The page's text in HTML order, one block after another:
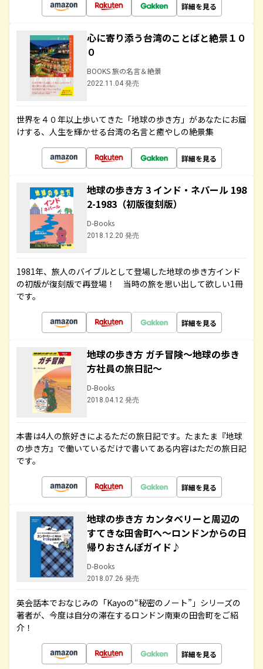
詳細を見る
心に寄り添う台湾のことばと絶景１０
０
BOOKS 旅の名言＆絶景
2022.11.04 発売
世界を４０年以上歩いてきた「地球の歩き方」があなたにお届
けする、人生を輝かせる台湾の名言と癒やしの絶景集
詳細を見る
地球の歩き方 3 インド・ネパール 198
2-1983（初版復刻版）
D-Books
2018.12.20 発売
1981年、旅人のバイブルとして登場した地球の歩き方インド
の初版が復刻版で再登場！ 当時の旅を思い出して欲しい1冊
です。
詳細を見る
地球の歩き方 ガチ冒険～地球の歩き
方社員の旅日記～
D-Books
2018.04.12 発売
本書は4人の旅好きによるただの旅日記です。たまたま『地球
の歩き方』で働いているだけで書いてある内容はただの旅日記
です。
詳細を見る
地球の歩き方 カンタベリーと周辺の
すてきな田舎町へ～ロンドンからの日
帰りおさんぽガイド♪
D-Books
2018.07.26 発売
英会話本でおなじみの「Kayoの“秘密のノート”」シリーズの
著者が、今度は自分の滞在するロンドン南東の田舎町をご紹
介！
詳細を見る